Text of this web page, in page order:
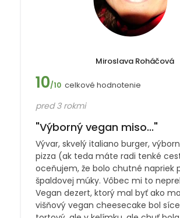
Miroslava Roháčová
10/10 celkové hodnotenie
pred 3 rokmi
"Výborný vegan miso..."
Vývar, skvelý italiano burger,
pizza (ak teda máte radi tenké
oceňujem, že bolo chutné napriek
špaldovej múky. Vôbec mi to
Vegan dezert, ktorý mal byť ako
višňový vegan cheesecake bol